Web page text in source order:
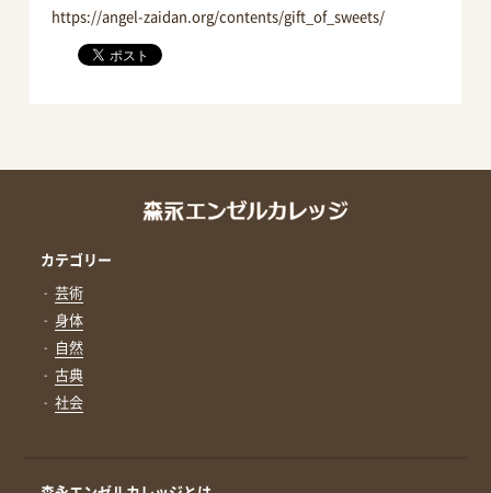
https://angel-zaidan.org/contents/gift_of_sweets/
カテゴリー
芸術
身体
自然
古典
社会